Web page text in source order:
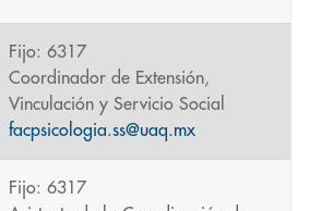
Fijo: 6317
Coordinador de Extensión,
Vinculación y Servicio Social
facpsicologia.ss@uaq.mx
Fijo: 6317